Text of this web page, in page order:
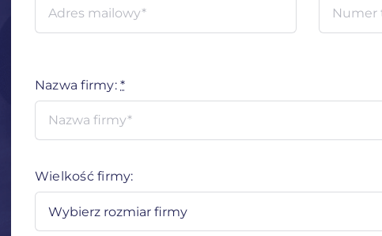
Nazwa firmy:*
Wielkość firmy: